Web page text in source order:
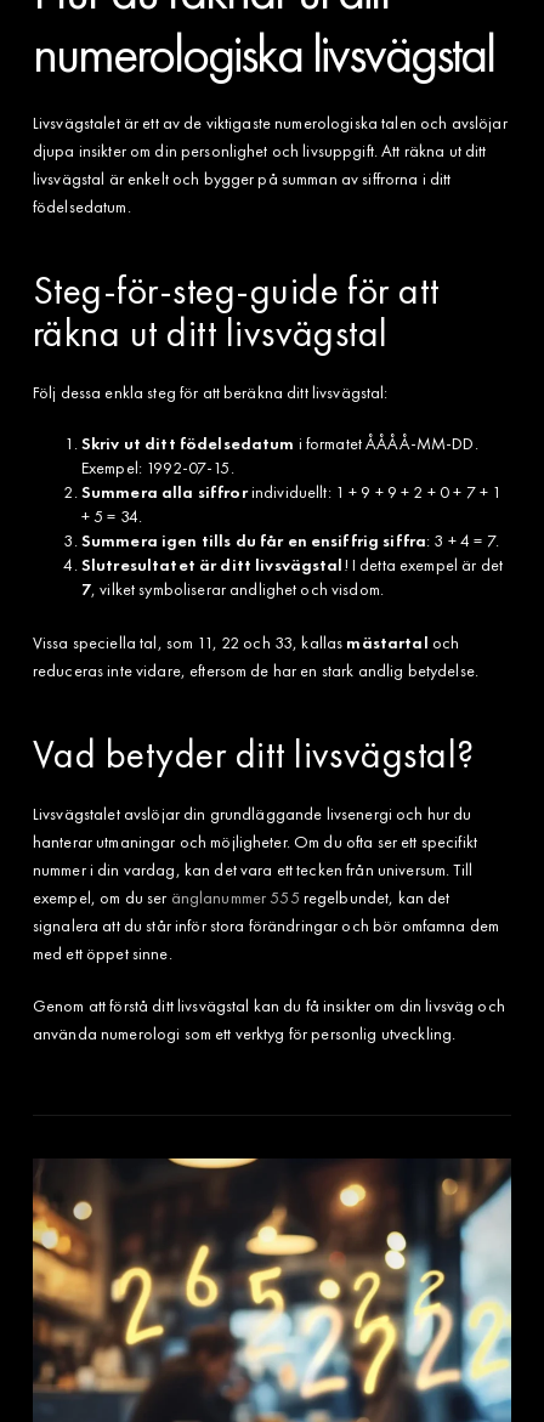
numerologiska livsvägstal
Livsvägstalet är ett av de viktigaste numerologiska talen och avslöjar
djupa insikter om din personlighet och livsuppgift. Att räkna ut ditt
livsvägstal är enkelt och bygger på summan av siffrorna i ditt
födelsedatum.
Steg-för-steg-guide för att
räkna ut ditt livsvägstal
Följ dessa enkla steg för att beräkna ditt livsvägstal:
Skriv ut ditt födelsedatum i formatet ÅÅÅÅ-MM-DD.
Exempel: 1992-07-15.
Summera alla siffrorindividuellt: 1 + 9 + 9 + 2 + 0 + 7 + 1
+ 5 = 34.
Summera igen tills du får en ensiffrig siffra: 3 + 4 = 7.
Slutresultatet är ditt livsvägstal! I detta exempel är det
7, vilket symboliserar andlighet och visdom.
Vissa speciella tal, som 11, 22 och 33, kallas mästartal och
reduceras inte vidare, eftersom de har en stark andlig betydelse.
Vad betyder ditt livsvägstal?
Livsvägstalet avslöjar din grundläggande livsenergi och hur du
hanterar utmaningar och möjligheter. Om du ofta ser ett specifikt
nummer i din vardag, kan det vara ett tecken från universum. Till
exempel, om du ser änglanummer 555 regelbundet, kan det
signalera att du står inför stora förändringar och bör omfamna dem
med ett öppet sinne.
Genom att förstå ditt livsvägstal kan du få insikter om din livsväg och
använda numerologi som ett verktyg för personlig utveckling.